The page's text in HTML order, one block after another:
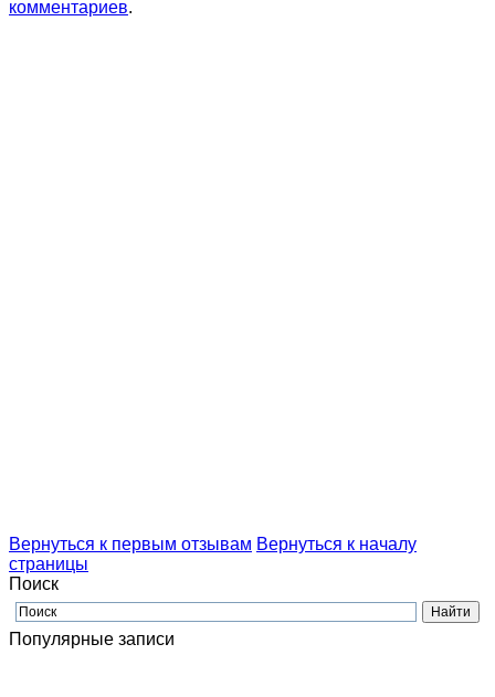
комментариев.
Вернуться к первым отзывам Вернуться к началу
страницы
Поиск
Популярные записи